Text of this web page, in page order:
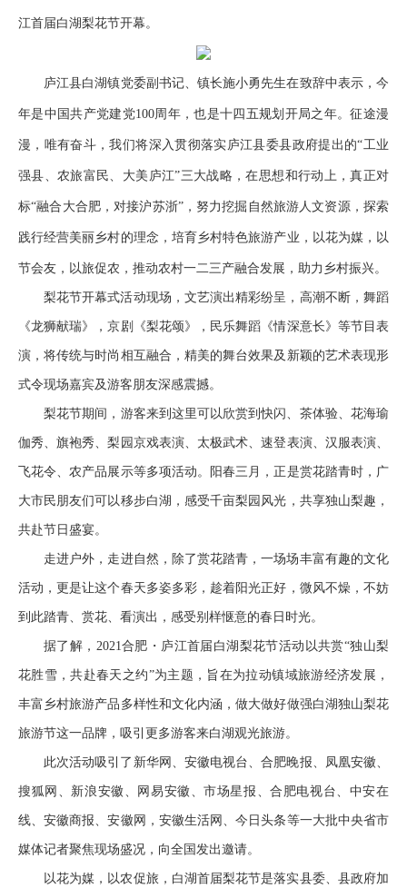
江首届白湖梨花节开幕。
庐江县白湖镇党委副书记、镇长施小勇先生在致辞中表示，今
年是中国共产党建党100周年，也是十四五规划开局之年。征途漫
漫，唯有奋斗，我们将深入贯彻落实庐江县委县政府提出的“工业
强县、农旅富民、大美庐江”三大战略，在思想和行动上，真正对
标“融合大合肥，对接沪苏浙”，努力挖掘自然旅游人文资源，探索
践行经营美丽乡村的理念，培育乡村特色旅游产业，以花为媒，以
节会友，以旅促农，推动农村一二三产融合发展，助力乡村振兴。
梨花节开幕式活动现场，文艺演出精彩纷呈，高潮不断，舞蹈
《龙狮献瑞》，京剧《梨花颂》，民乐舞蹈《情深意长》等节目表
演，将传统与时尚相互融合，精美的舞台效果及新颖的艺术表现形
式令现场嘉宾及游客朋友深感震撼。
梨花节期间，游客来到这里可以欣赏到快闪、茶体验、花海瑜
伽秀、旗袍秀、梨园京戏表演、太极武术、速登表演、汉服表演、
飞花令、农产品展示等多项活动。阳春三月，正是赏花踏青时，广
大市民朋友们可以移步白湖，感受千亩梨园风光，共享独山梨趣，
共赴节日盛宴。
走进户外，走进自然，除了赏花踏青，一场场丰富有趣的文化
活动，更是让这个春天多姿多彩，趁着阳光正好，微风不燥，不妨
到此踏青、赏花、看演出，感受别样惬意的春日时光。
据了解，2021合肥・庐江首届白湖梨花节活动以共赏“独山梨
花胜雪，共赴春天之约”为主题，旨在为拉动镇域旅游经济发展，
丰富乡村旅游产品多样性和文化内涵，做大做好做强白湖独山梨花
旅游节这一品牌，吸引更多游客来白湖观光旅游。
此次活动吸引了新华网、安徽电视台、合肥晚报、凤凰安徽、
搜狐网、新浪安徽、网易安徽、市场星报、合肥电视台、中安在
线、安徽商报、安徽网，安徽生活网、今日头条等一大批中央省市
媒体记者聚焦现场盛况，向全国发出邀请。
以花为媒，以农促旅，白湖首届梨花节是落实县委、县政府加